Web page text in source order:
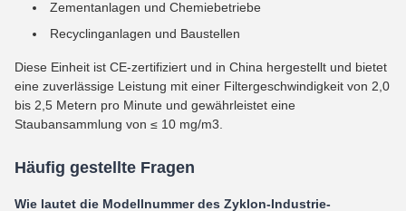
Zementanlagen und Chemiebetriebe
Recyclinganlagen und Baustellen
Diese Einheit ist CE-zertifiziert und in China hergestellt und bietet
eine zuverlässige Leistung mit einer Filtergeschwindigkeit von 2,0
bis 2,5 Metern pro Minute und gewährleistet eine
Staubansammlung von ≤ 10 mg/m3.
Häufig gestellte Fragen
Wie lautet die Modellnummer des Zyklon-Industrie-